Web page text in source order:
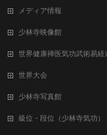
メディア情報
少林寺映像館
世界健康禅医気功武術易経
世界大会
少林寺写真館
級位・段位（少林寺気功）